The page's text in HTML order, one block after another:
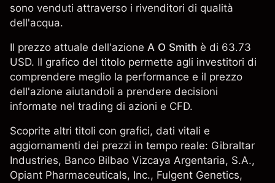
sono venduti attraverso i rivenditori di qualità
dell'acqua.
Il prezzo attuale dell'azione A O Smith è di 63.73
USD. Il grafico del titolo permette agli investitori di
comprendere meglio la performance e il prezzo
dell'azione aiutandoli a prendere decisioni
informate nel trading di azioni e CFD.
Scoprite altri titoli con grafici, dati vitali e
aggiornamenti dei prezzi in tempo reale: Gibraltar
Industries, Banco Bilbao Vizcaya Argentaria, S.A.,
Opiant Pharmaceuticals, Inc., Fulgent Genetics,